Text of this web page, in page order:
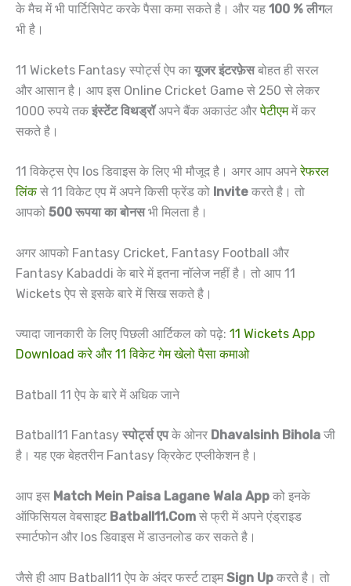
के मैच में भी पार्टिसिपेट करके पैसा कमा सकते है। और यह 100 % लीगल
भी है।
11 Wickets Fantasy स्पोर्ट्स ऐप का यूजर इंटरफ़ेसबोहत ही सरल
और आसान है। आप इस Online Cricket Game से 250 से लेकर
1000 रुपये तक इंस्टेंट विथड्रॉअपने बैंक अकाउंट औरपेटीएममें कर
सकते है।
11 विकेट्स ऐप Ios डिवाइस के लिए भी मौजूद है। अगर आप अपनेरेफरल
लिंकसे 11 विकेट एप में अपने किसी फ्रेंड को Invite करते है। तो
आपको 500 रूपया का बोनसभी मिलता है।
अगर आपको Fantasy Cricket, Fantasy Football और
Fantasy Kabaddi के बारे में इतना नॉलेज नहीं है। तो आप 11
Wickets ऐप से इसके बारे में सिख सकते है।
ज्यादा जानकारी के लिए पिछली आर्टिकल को पढ़े: 11 Wickets App
Download करे और 11 विकेट गेम खेलो पैसा कमाओ
Batball 11 ऐप के बारे में अधिक जाने
Batball11 Fantasy स्पोर्ट्स एपके ओनर Dhavalsinh Bihola जी
है। यह एक बेहतरीन Fantasy क्रिकेट एप्लीकेशन है।
आप इस Match Mein Paisa Lagane Wala App को इनके
ऑफिसियल वेबसाइट Batball11.Com से फ्री में अपने एंड्राइड
स्मार्टफोन और Ios डिवाइस में डाउनलोड कर सकते है।
जैसे ही आप Batball11 ऐप के अंदर फर्स्ट टाइमSign Up करते है। तो